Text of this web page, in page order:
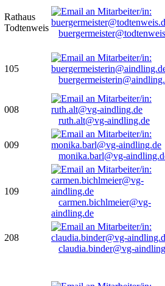
Rathaus
Todtenweis
105
008
ruth.alt@vg-aindling.de
009
monika.barl@vg-
109
carmen.bichlmeier@vg-
aindling.de
208
claudia.binder@vg-